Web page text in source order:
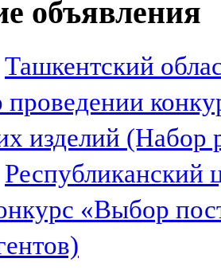
объявления
Ташкентский
проведении
изделий (Набор
«Выбор